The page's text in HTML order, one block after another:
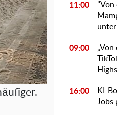
11:00
"Von
09:00
„Von
16:00
KI-
Jobs